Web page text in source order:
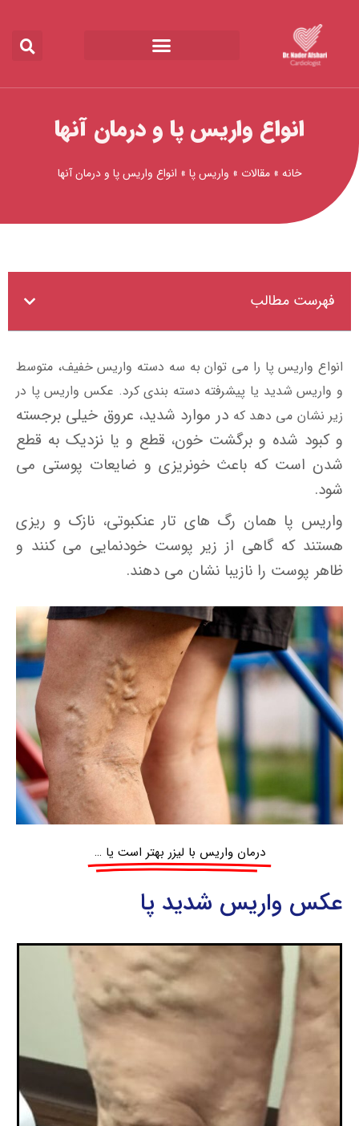
انواع واریس پا و درمان آنها
خانه »مقالات » واریس پا » انواع واریس پا و درمان آنها
انواع واریس پا را می توان به سه دسته واریس خفیف، متوسط
و واریس شدید یا پیشرفته دسته بندی کرد. عکس واریس پا در
زیر نشان می دهد که در موارد شدید، عروق خیلی برجسته
و کبود شده و برگشت خون، قطع و یا نزدیک به قطع
شدن است که باعث خونریزی و ضایعات پوستی می
شود.
واریس پا همان رگ های تار عنکبوتی، نازک و ریزی
هستند که گاهی از زیر پوست خودنمایی می کنند و
ظاهر پوست را نازیبا نشان می دهند.
درمان واریس با لیزر بهتر است یا …
عکس واریس شدید پا
فهرست مطالب